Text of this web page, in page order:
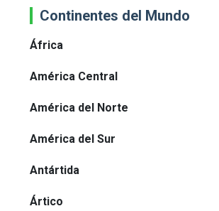
Continentes del Mundo
África
América Central
América del Norte
América del Sur
Antártida
Ártico